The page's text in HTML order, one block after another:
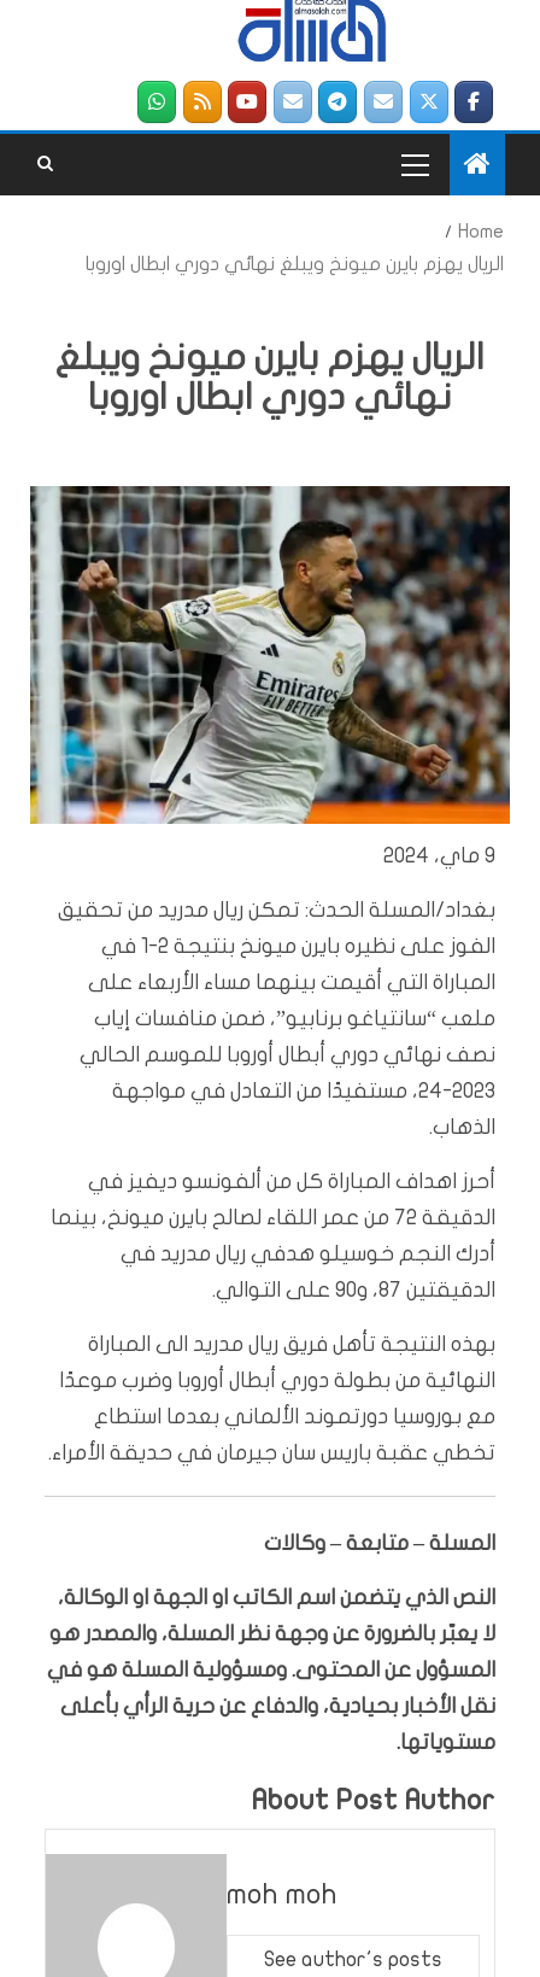
Home
الريال يهزم بايرن ميونخ ويبلغ نهائي دوري ابطال اوروبا
الريال يهزم بايرن ميونخ ويبلغ
نهائي دوري ابطال اوروبا
9 ماي، 2024
بغداد/المسلة الحدث: تمكن ريال مدريد من تحقيق
الفوز على نظيره بايرن ميونخ بنتيجة 2-1 في
المباراة التي أقيمت بينهما مساء الأربعاء على
ملعب “سانتياغو برنابيو”، ضمن منافسات إياب
نصف نهائي دوري أبطال أوروبا للموسم الحالي
2023-24، مستفيدًا من التعادل في مواجهة
الذهاب.
أحرز اهداف المباراة كل من ألفونسو ديفيز في
الدقيقة 72 من عمر اللقاء لصالح بايرن ميونخ، بينما
أدرك النجم خوسيلو هدفي ريال مدريد في
الدقيقتين 87، و90 على التوالي.
بهذه النتيجة تأهل فريق ريال مدريد الى المباراة
النهائية من بطولة دوري أبطال أوروبا وضرب موعدًا
مع بوروسيا دورتموند الألماني بعدما استطاع
تخطي عقبة باريس سان جيرمان في حديقة الأمراء.
المسلة – متابعة – وكالات
النص الذي يتضمن اسم الكاتب او الجهة او الوكالة،
لا يعبّر بالضرورة عن وجهة نظر المسلة، والمصدر هو
المسؤول عن المحتوى. ومسؤولية المسلة هو في
نقل الأخبار بحيادية، والدفاع عن حرية الرأي بأعلى
مستوياتها.
About Post Author
moh moh
See author's posts